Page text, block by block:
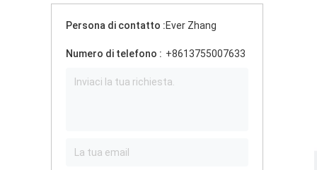
Persona di contatto :Ever Zhang
Numero di telefono : +8613755007633